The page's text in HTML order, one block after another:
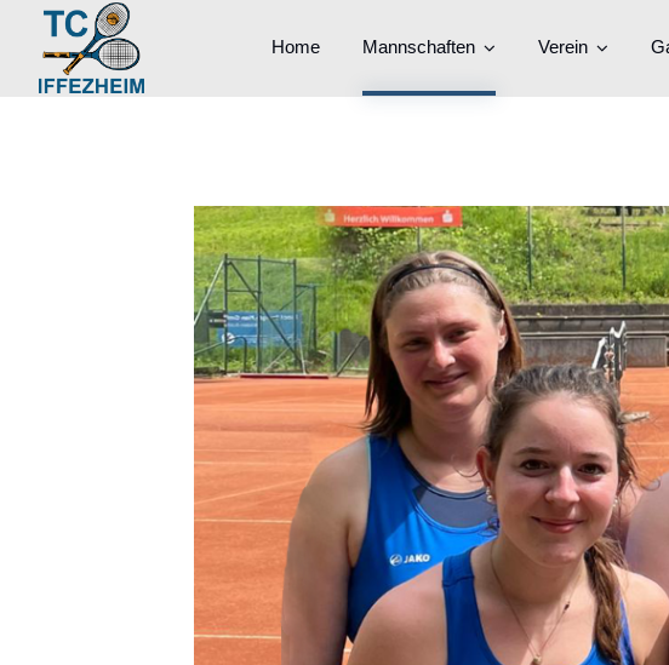
Home Mannschaften Verein